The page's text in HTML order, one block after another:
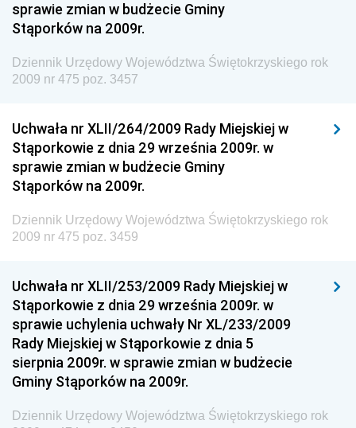
Dziennik Urzędowy Wyższego Urzędu Górniczego
Dziennik Urzędowy Prezesa Urzędu Transportu
Kolejowego
Technologii
Dziennik Urzędowy Ministra Inwestycji i Rozwoju
Dziennik Urzędowy Naczelnego Dyrektora Archiwów
Państwowych
Dziennik Urzędowy Ministra Finansów, Inwestycji i
Rozwoju
Dziennik Urzędowy Ministra Sportu
Dziennik Urzędowy Ministra Funduszy i Polityki
Regionalnej
Dziennik Urzędowy Ministra Aktywów Państwowych
Dziennik Urzędowy Ministra Zdrowia
Dziennik Urzędowy Ministra Środowiska i Głównego
sprawie zmian w budżecie Gminy
Stąporków na 2009r.
Dziennik Urzędowy Województwa Świętokrzyskiego rok
2009 nr 475 poz. 3457
Uchwała nr XLII/264/2009 Rady Miejskiej w
Stąporkowie z dnia 29 września 2009r. w
sprawie zmian w budżecie Gminy
Stąporków na 2009r.
Dziennik Urzędowy Województwa Świętokrzyskiego rok
2009 nr 475 poz. 3459
Uchwała nr XLII/253/2009 Rady Miejskiej w
Stąporkowie z dnia 29 września 2009r. w
sprawie uchylenia uchwały Nr XL/233/2009
Rady Miejskiej w Stąporkowie z dnia 5
sierpnia 2009r. w sprawie zmian w budżecie
Gminy Stąporków na 2009r.
Dziennik Urzędowy Województwa Świętokrzyskiego rok